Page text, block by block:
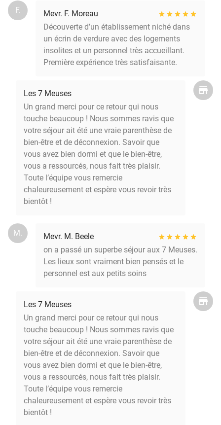
F.
Mevr. F. Moreau
Découverte d’un établissement niché dans
un écrin de verdure avec des logements
insolites et un personnel très accueillant.
Première expérience très satisfaisante.
Les 7 Meuses
Un grand merci pour ce retour qui nous
touche beaucoup ! Nous sommes ravis que
votre séjour ait été une vraie parenthèse de
bien-être et de déconnexion. Savoir que
vous avez bien dormi et que le bien-être,
vous a ressourcés, nous fait très plaisir.
Toute l’équipe vous remercie
chaleureusement et espère vous revoir très
bientôt !
M.
Mevr. M. Beele
on a passé un superbe séjour aux 7 Meuses.
Les lieux sont vraiment bien pensés et le
personnel est aux petits soins
Les 7 Meuses
Un grand merci pour ce retour qui nous
touche beaucoup ! Nous sommes ravis que
votre séjour ait été une vraie parenthèse de
bien-être et de déconnexion. Savoir que
vous avez bien dormi et que le bien-être,
vous a ressourcés, nous fait très plaisir.
Toute l’équipe vous remercie
chaleureusement et espère vous revoir très
bientôt !